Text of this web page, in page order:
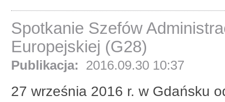
Spotkanie Szefów
Europejskiej (G28)
Publikacja: 2016.09.30 10:37
27 września 2016 r. w Gdańsku